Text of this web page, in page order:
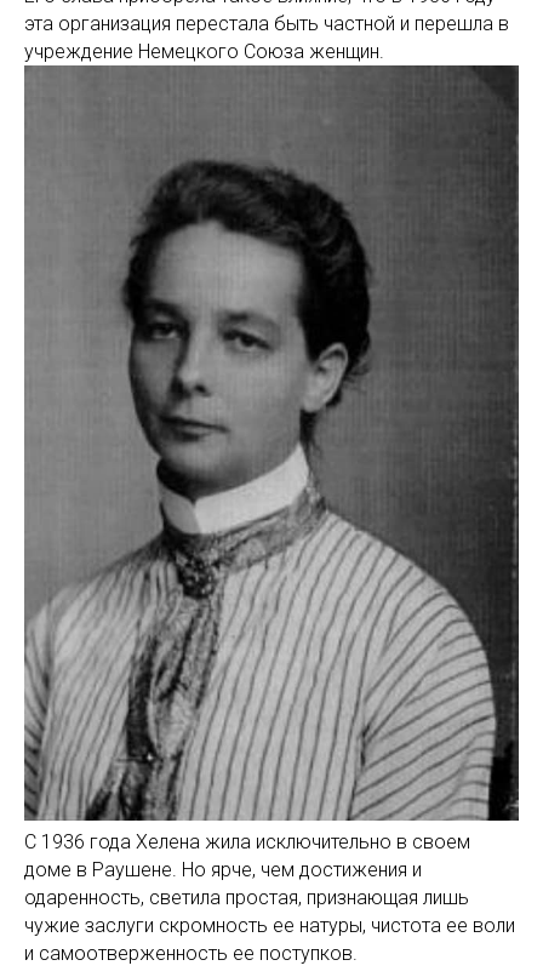
эта организация перестала быть частной и перешла в
учреждение Немецкого Союза женщин.
С 1936 года Хелена жила исключительно в своем
доме в Раушене. Но ярче, чем достижения и
одаренность, светила простая, признающая лишь
чужие заслуги скромность ее натуры, чистота ее воли
и самоотверженность ее поступков.